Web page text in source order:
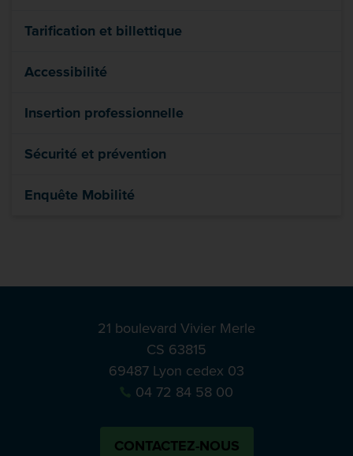
Tarification et billettique
Accessibilité
Insertion professionnelle
Sécurité et prévention
Enquête Mobilité
21 boulevard Vivier Merle
CS 63815
69487 Lyon cedex 03
04 72 84 58 00
CONTACTEZ-NOUS